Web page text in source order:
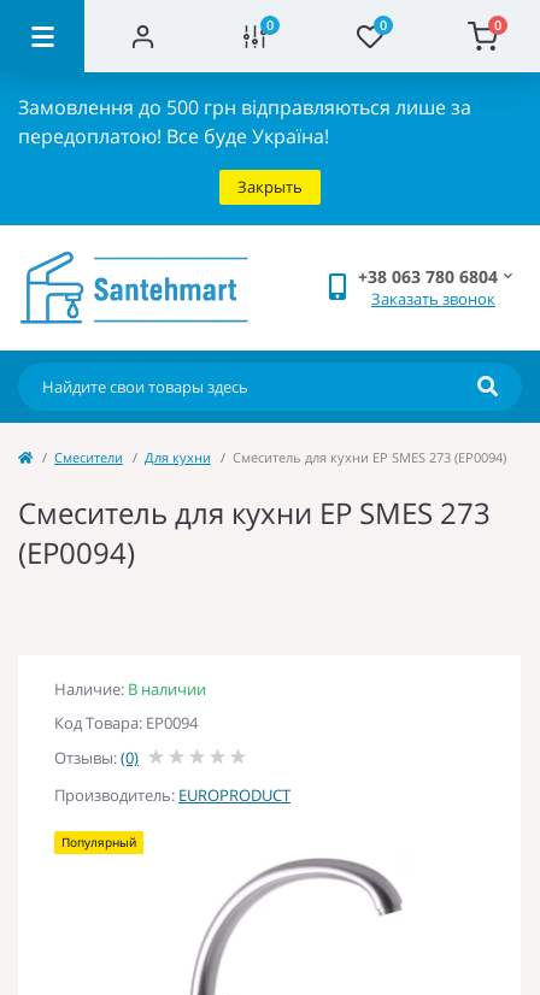
0 0 0
Замовлення до 500 грн відправляються лише за
передоплатою! Все буде Україна!
Закрыть
+38 063 780 6804
Заказать звонок
Cмесители Для кухни Смеситель для кухни EP SMES 273 (EP0094)
Смеситель для кухни EP SMES 273
(EP0094)
Наличие: В наличии
Код Товара: EP0094
Отзывы:(0)
Производитель: EUROPRODUCT
Популярный